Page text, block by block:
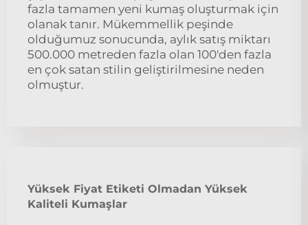
fazla tamamen yeni kumaş oluşturmak için
olanak tanır. Mükemmellik peşinde
olduğumuz sonucunda, aylık satış miktarı
500.000 metreden fazla olan 100'den fazla
en çok satan stilin geliştirilmesine neden
olmuştur.
Yüksek Fiyat Etiketi Olmadan Yüksek
Kaliteli Kumaşlar